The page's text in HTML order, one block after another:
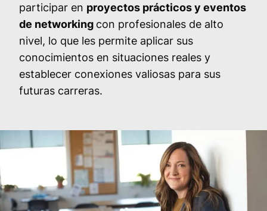
participar en proyectos prácticos y eventos
de networking con profesionales de alto
nivel, lo que les permite aplicar sus
conocimientos en situaciones reales y
establecer conexiones valiosas para sus
futuras carreras.